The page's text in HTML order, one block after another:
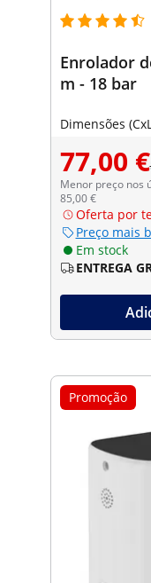
Enrolador
m - 18 bar
Dimensões
77,00 €
Menor preço nos
85,00 €
Oferta por
Preço mais
Em stock
ENTREGA
Promoção